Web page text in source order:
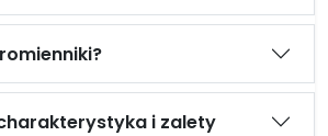
i zalety